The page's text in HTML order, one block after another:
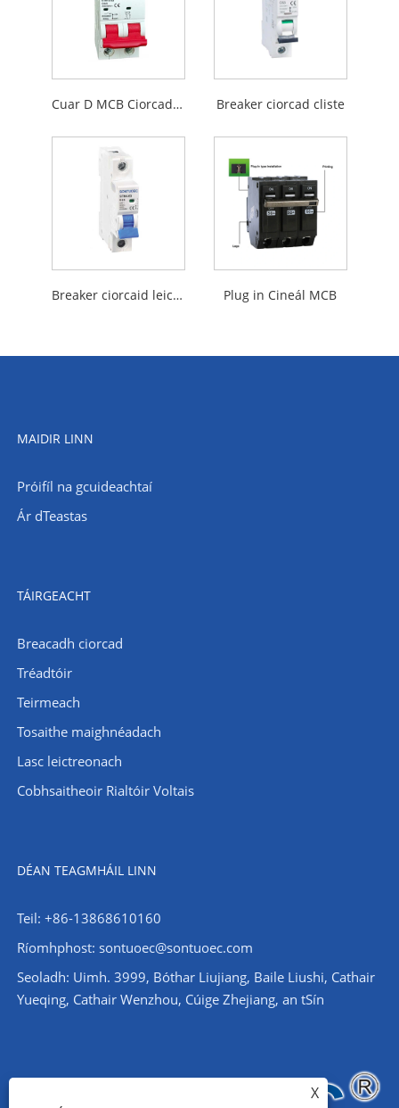
Cuar D MCB Ciorcad Miniature Breaker ciorcad cliste
Breaker ciorcaid leictreach Plug in Cineál MCB
MAIDIR LINN
Próifíl na gcuideachtaí
Ár dTeastas
TÁIRGEACHT
Breacadh ciorcad
Tréadtóir
Teirmeach
Tosaithe maighnéadach
Lasc leictreonach
Cobhsaitheoir Rialtóir Voltais
DÉAN TEAGMHÁIL LINN
Teil: +86-13868610160
Ríomhphost: sontuoec@sontuoec.com
Seoladh: Uimh. 3999, Bóthar Liujiang, Baile Liushi, Cathair
Yueqing, Cathair Wenzhou, Cúige Zhejiang, an tSín
X